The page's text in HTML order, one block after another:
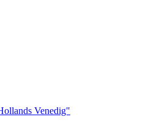
Venedig"